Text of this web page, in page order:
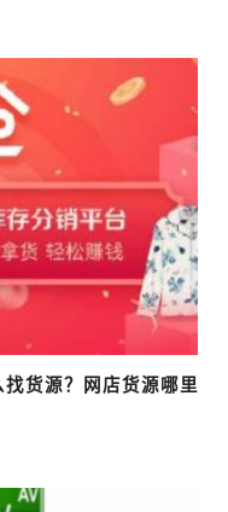
货源？网店货源哪里